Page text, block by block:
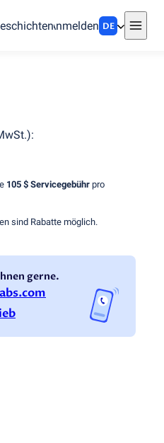
Anmelden DE
):
105 $ Servicegebühr pro
sind Rabatte möglich.
gerne.